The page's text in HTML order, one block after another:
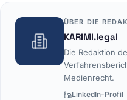
ÜBER DIE
KARIMI.legal
Die Redaktion
Medienrecht.
LinkedIn-Profil